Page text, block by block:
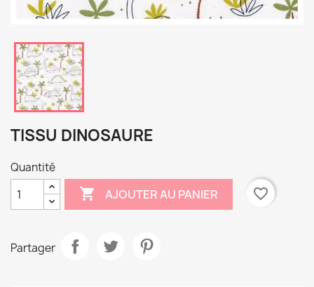
TISSU DINOSAURE
Quantité
 AJOUTER AU PANIER favorite_border
Partager